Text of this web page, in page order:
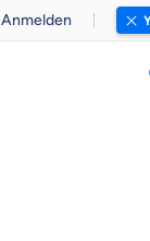
Anmelden